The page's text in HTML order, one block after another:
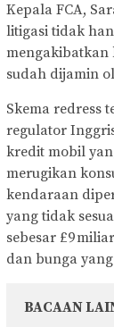
Kepala FCA,
litigasi tidak
mengakibatkan
sudah dijamin
Skema redress
regulator
kredit mobil
merugikan
kendaraan
yang tidak
sebesar £9
dan bunga
BACAAN